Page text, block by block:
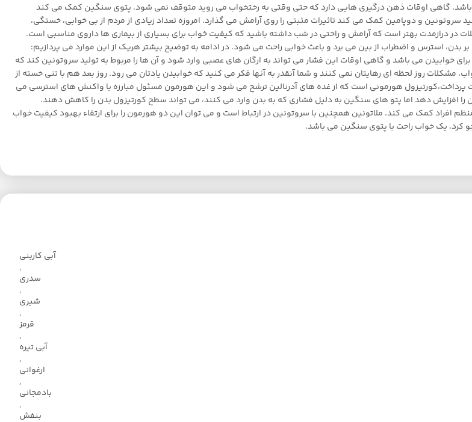
باشد، گاهی اوقات ذهن درگیری هایی دارد که حتی وقتی به رختخواب می روید متوقف نمی شود، پتوی سنگین کمک می کند
و دوپامین کمک می کند تاثیرات مثبتی را روی آرامش می گذارد. امروزه تعداد زیادی از مردم از بی خوابی، خستگی،
در درازمدت بهتر است که آرامش و راحتی در شب داشته باشید که کیفیت خواب برای بسیاری از بیماری ها داروی مناسبی است.
استرس و اضطراب از بین می برد و باعث خوابی راحت می شود. در ادامه به توضیح بیشتر هریک از این موارد می پردازیم:
خوابیدن می باشد و گاهی اوقات این فشار می تواند به ارگان های عصبی وارد شود و آن ها را مربوط به تولید سروتونین کند که
اضطراب گاهی اوقات هنگام خواب، مشکلات روز لحظه ای رهایتان نمی کنند و شما آنقدر به آنها فکر می کنید که خوابیدن یادتان می رود. روز بعد هم با تنی خسته از
هورمونی است که از غده های آدرنالین ترشح می شود و این هورمون مسئول مبارزه با واکنش های استرسی می
افزایش دهد اما پتو های سنگین به دلیل فشاری که به بدن وارد می کنند، می تواند سطح کورتیزول بدن را کاهش دهند.
افراد کمک می کند. ملاتونین همچنین با سروتونین در ارتباط است و می توان این دو هورمون را برای ارتقاء بهبود کیفیت خواب
کرد، یک خواب راحت با پتوی سنگین می باشد.
آبی کاربنی
,
سدری
,
شیری
,
قرمز
,
آبی تیره
,
ارغوانی
,
بادمجانی
,
بنفش